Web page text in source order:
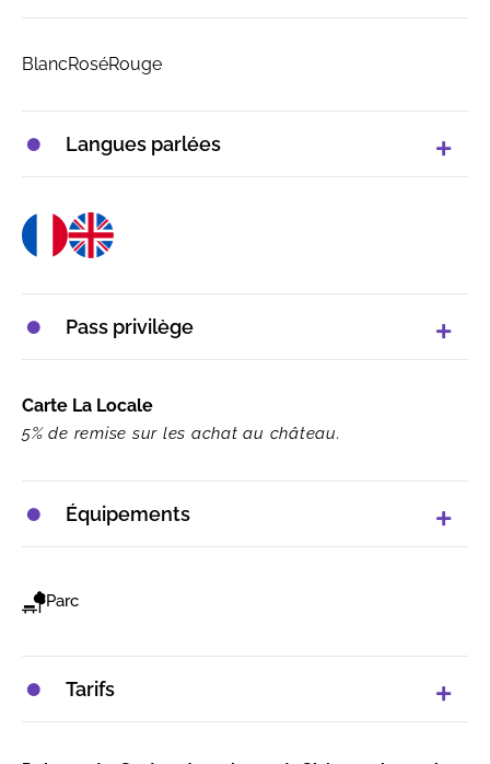
BlancRoséRouge
Langues parlées
Pass privilège
Carte La Locale
5% de remise sur les achat au château.
Équipements
Parc
Tarifs